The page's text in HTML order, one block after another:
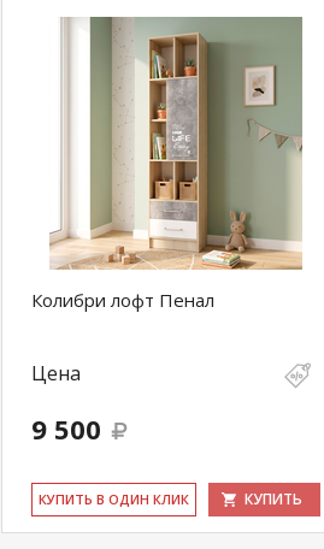
действительны только
розничных магазинах-салонах
Колибри лофт Пенал
Цена
9 500
КУ­ПИТЬ В ОДИН КЛИК КУПИТЬ